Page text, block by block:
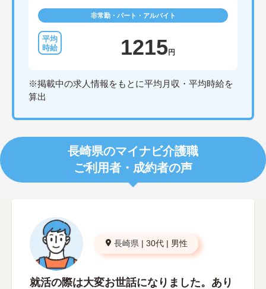
非常勤・パート・アルバイト
1215 円
※掲載中の求人情報をもとに平均月収・平均時給を
算出
長崎県のマイナビ介護職
ご利用者・成約者の声
長崎県 | 30代 | 男性
就活の際は大変お世話になりました。あり